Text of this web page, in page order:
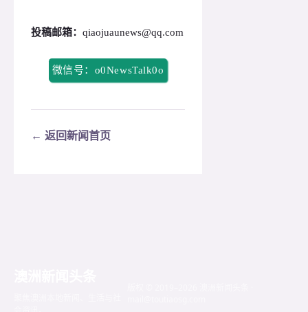
投稿邮箱： qiaojuaunews@qq.com
微信号：o0NewsTalk0o
← 返回新闻首页